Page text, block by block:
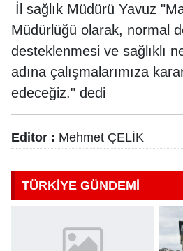
İl sağlık Müdürü Yavuz
Müdürlüğü olarak, normal
desteklenmesi ve sağlıklı
adına çalışmalarımıza
edeceğiz." dedi
Editor : Mehmet ÇELİK
TÜRKİYE GÜNDEMİ